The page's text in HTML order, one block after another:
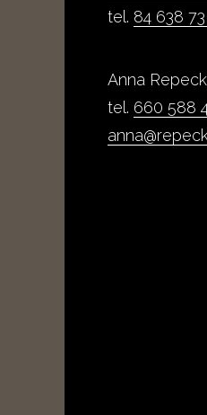
tel. 84 638
Anna
tel. 660 588